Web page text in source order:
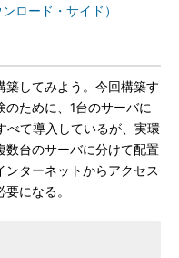
ロード・サイド）
してみよう。今回構築す
ために、1台のサーバに
て導入しているが、実環
数台のサーバに分けて配置
ンターネットからアクセス
になる。